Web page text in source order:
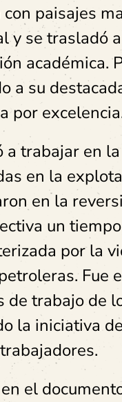
paisajes
y se trasladó
académica.
a su
por
a trabajar en
en la
en la
un
por la
Fue
trabajo de
la iniciativa
el